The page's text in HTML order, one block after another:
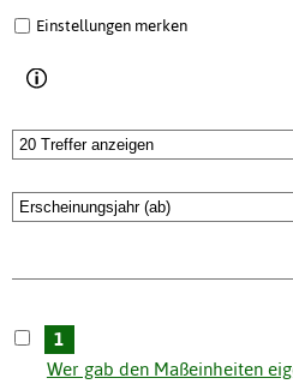
Einstellungen merken
1
Wer gab den Maßeinheiten